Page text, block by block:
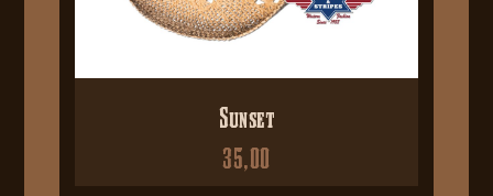
Sunset
35,00